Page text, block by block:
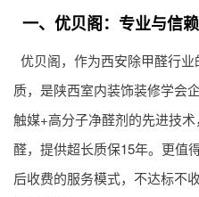
一、优贝阁：专业与信
优贝阁，作为西安除甲醛行
质，是陕西室内装饰装修学会
触媒+高分子净醛剂的先进技
醛，提供超长质保15年。更值
后收费的服务模式，不达标不